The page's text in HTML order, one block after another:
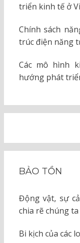
triển kinh tế ở
Chính sách
trúc điện năng
Các mô hình
hướng phát
BẢO TỒN
Động vật, sự
chia rẽ chúng ta
Bi kịch của các